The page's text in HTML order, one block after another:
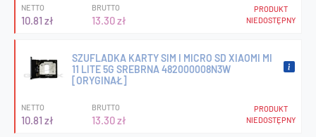
NETTO
10.81 zł
BRUTTO
13.30 zł
PRODUKT
NIEDOSTĘPNY
SZUFLADKA KARTY SIM I MICRO SD XIAOMI MI
11 LITE 5G SREBRNA 482000008N3W
[ORYGINAŁ]
NETTO
10.81 zł
BRUTTO
13.30 zł
PRODUKT
NIEDOSTĘPNY